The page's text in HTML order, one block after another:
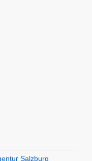
Salzburg